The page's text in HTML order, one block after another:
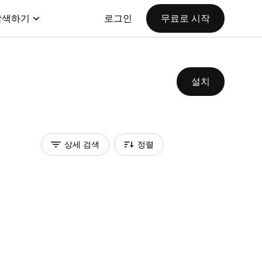
하기 로그인 무료로 시작
설치
상세 검색 정렬